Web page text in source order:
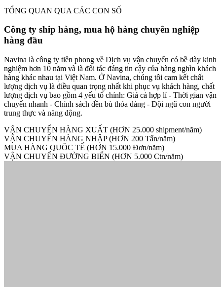
TỔNG QUAN QUA CÁC CON SỐ
Công ty ship hàng, mua hộ hàng chuyên nghiệp
hàng đầu
Navina là công ty tiên phong về Dịch vụ vận chuyển có bề dày kinh
nghiệm hơn 10 năm và là đối tác đáng tin cậy của hàng nghìn khách
hàng khác nhau tại Việt Nam. Ở Navina, chúng tôi cam kết chất
lượng dịch vụ là điều quan trọng nhất khi phục vụ khách hàng, chất
lượng dịch vụ bao gồm 4 yếu tố chính: Giá cả hợp lí - Thời gian vận
chuyển nhanh - Chính sách đền bù thỏa đáng - Đội ngũ con người
trung thực và năng động.
VẬN CHUYỂN HÀNG XUẤT (HƠN 25.000 shipment/năm)
VẬN CHUYỂN HÀNG NHẬP (HƠN 200 Tấn/năm)
MUA HÀNG QUÔC TẾ (HƠN 15.000 Đơn/năm)
VẬN CHUYỂN ĐƯỜNG BIỂN (HƠN 5.000 Ctn/năm)